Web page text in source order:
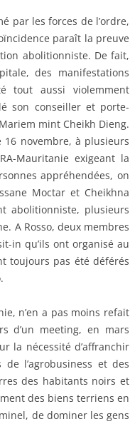
par les forces de l’ordre,
paraît la preuve
abolitionniste. De fait,
des manifestations
tout aussi violemment
son conseiller et porte-
mint Cheikh Dieng.
16 novembre, à plusieurs
Mauritanie exigeant la
appréhendées, on
Moctar et Cheikhna
abolitionniste, plusieurs
A Rosso, deux membres
in qu’ils ont organisé au
toujours pas été déférés
n’en a pas moins refait
d’un meeting, en mars
la nécessité d’affranchir
l’agrobusiness et des
des habitants noirs et
des biens terriens en
de dominer les gens